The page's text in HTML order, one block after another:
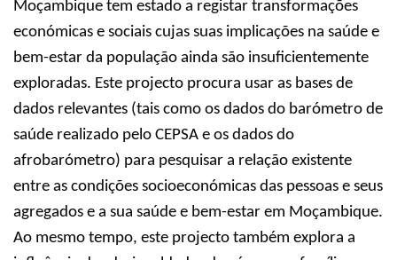
Moçambique tem estado a registar transformações
económicas e sociais cujas suas implicações na saúde e
bem-estar da população ainda são insuficientemente
exploradas. Este projecto procura usar as bases de
dados relevantes (tais como os dados do barómetro de
saúde realizado pelo CEPSA e os dados do
afrobarómetro) para pesquisar a relação existente
entre as condições socioeconómicas das pessoas e seus
agregados e a sua saúde e bem-estar em Moçambique.
Ao mesmo tempo, este projecto também explora a